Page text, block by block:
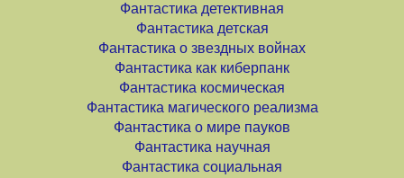
Фантастика детективная
Фантастика детская
Фантастика о звездных войнах
Фантастика как киберпанк
Фантастика космическая
Фантастика магического реализма
Фантастика о мире пауков
Фантастика научная
Фантастика социальная